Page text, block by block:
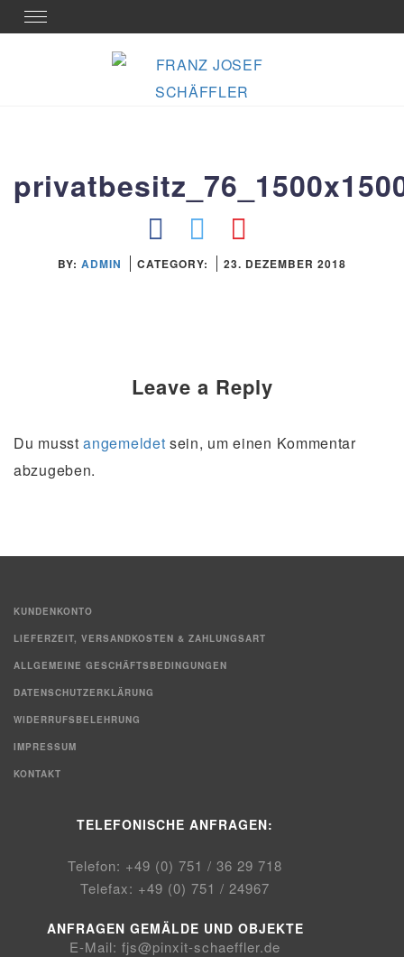
Skip
to
Toggle
navigation
BY: ADMIN CATEGORY: 23. DEZEMBER 2018
Leave a Reply
Du musstangemeldet sein, um einen Kommentar
abzugeben.
KUNDENKONTO
LIEFERZEIT, VERSANDKOSTEN & ZAHLUNGSART
ALLGEMEINE GESCHÄFTSBEDINGUNGEN
DATENSCHUTZERKLÄRUNG
WIDERRUFSBELEHRUNG
IMPRESSUM
KONTAKT
TELEFONISCHE ANFRAGEN:
Telefon: +49 (0) 751 / 36 29 718
Telefax: +49 (0) 751 / 24967
ANFRAGEN GEMÄLDE UND OBJEKTE
E-Mail: fjs@pinxit-schaeffler.de